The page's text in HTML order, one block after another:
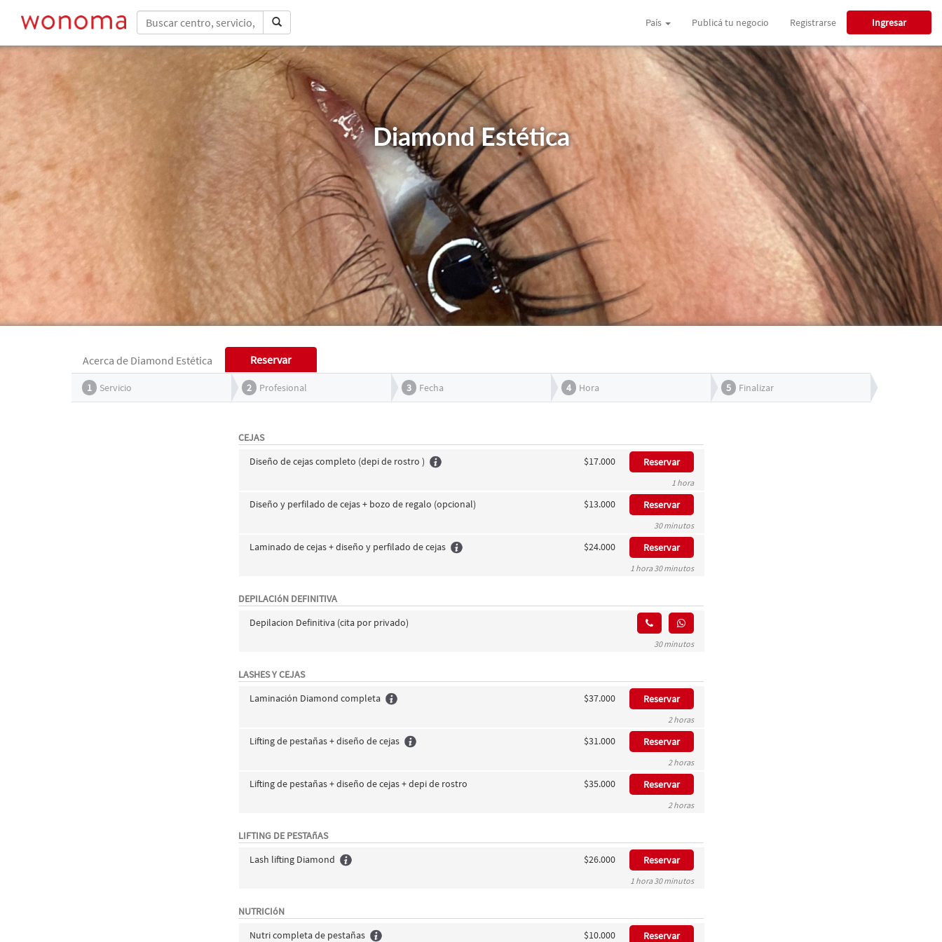
País Publicá tu negocio Registrarse Ingresar
Diamond Estética
Acerca de Diamond Estética Reservar
1 Servicio 2 Profesional 3 Fecha 4 Hora 5 Finalizar
CEJAS
Diseño de cejas completo (depi de rostro )
$17.000 Reservar
1 hora
Diseño y perfilado de cejas + bozo de regalo (opcional) $13.000 Reservar
30 minutos
Laminado de cejas + diseño y perfilado de cejas $24.000 Reservar
1 hora 30 minutos
DEPILACIóN DEFINITIVA
Depilacion Definitiva (cita por privado)
30 minutos
LASHES Y CEJAS
Laminación Diamond completa
$37.000 Reservar
2 horas
Lifting de pestañas + diseño de cejas $31.000 Reservar
2 horas
Lifting de pestañas + diseño de cejas + depi de rostro $35.000 Reservar
2 horas
LIFTING DE PESTAñAS
Lash lifting Diamond
$26.000 Reservar
1 hora 30 minutos
NUTRICIóN
Nutri completa de pestañas
$10.000 Reservar